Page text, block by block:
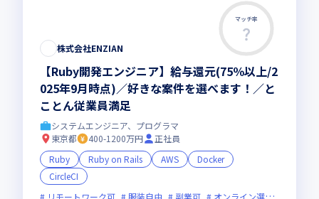
マッチ率
株式会社ENZIAN
【Ruby開発エンジニア】給与還元(75％以上/2
025年9月時点)／好きな案件を選べます！／と
ことん従業員満足
システムエンジニア、プログラマ
東京都
400-1200万円
正社員
Ruby
Ruby on Rails AWS
Docker
CircleCI
リモートワーク可
服装自由 副業可 オンライン選考可